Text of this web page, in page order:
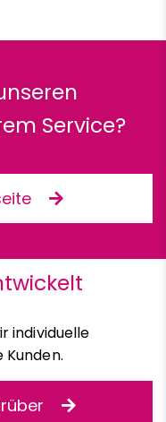
Service?
individuelle